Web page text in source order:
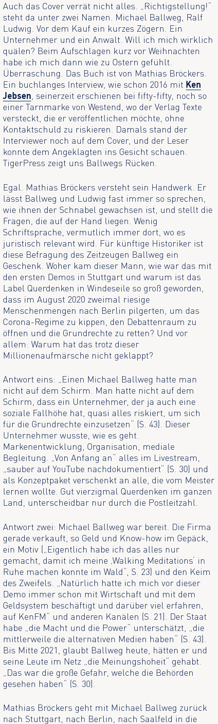
Auch das Cover verrät nicht alles. „Richtigstellung!“
steht da unter zwei Namen. Michael Ballweg, Ralf
Ludwig. Vor dem Kauf ein kurzes Zögern. Ein
Unternehmer und ein Anwalt. Will ich mich wirklich
quälen? Beim Aufschlagen kurz vor Weihnachten
habe ich mich dann wie zu Ostern gefühlt.
Überraschung. Das Buch ist von Mathias Bröckers.
Ein buchlanges Interview, wie schon 2016 mit Ken
Jebsen , seinerzeit erschienen bei fifty-fifty, noch so
einer Tarnmarke von Westend, wo der Verlag Texte
versteckt, die er veröffentlichen möchte, ohne
Kontaktschuld zu riskieren. Damals stand der
Interviewer noch auf dem Cover, und der Leser
konnte dem Angeklagten ins Gesicht schauen.
TigerPress zeigt uns Ballwegs Rücken.
Egal. Mathias Bröckers versteht sein Handwerk. Er
lässt Ballweg und Ludwig fast immer so sprechen,
wie ihnen der Schnabel gewachsen ist, und stellt die
Fragen, die auf der Hand liegen. Wenig
Schriftsprache, vermutlich immer dort, wo es
juristisch relevant wird. Für künftige Historiker ist
diese Befragung des Zeitzeugen Ballweg ein
Geschenk. Woher kam dieser Mann, wie war das mit
den ersten Demos in Stuttgart und warum ist das
Label Querdenken in Windeseile so groß geworden,
dass im August 2020 zweimal riesige
Menschenmengen nach Berlin pilgerten, um das
Corona-Regime zu kippen, den Debattenraum zu
öffnen und die Grundrechte zu retten? Und vor
allem: Warum hat das trotz dieser
Millionenaufmärsche nicht geklappt?
Antwort eins: „Einen Michael Ballweg hatte man
nicht auf dem Schirm. Man hatte nicht auf dem
Schirm, dass ein Unternehmer, der ja auch eine
soziale Fallhöhe hat, quasi alles riskiert, um sich
für die Grundrechte einzusetzen“ (S. 43). Dieser
Unternehmer wusste, wie es geht.
Markenentwicklung, Organisation, mediale
Begleitung. „Von Anfang an“ alles im Livestream,
„sauber auf YouTube nachdokumentiert“ (S. 30) und
als Konzeptpaket verschenkt an alle, die vom Meister
lernen wollte. Gut vierzigmal Querdenken im ganzen
Land, unterscheidbar nur durch die Postleitzahl.
Antwort zwei: Michael Ballweg war bereit. Die Firma
gerade verkauft, so Geld und Know-how im Gepäck,
ein Motiv („Eigentlich habe ich das alles nur
gemacht, damit ich meine ‚Walking Meditations‘ in
Ruhe machen konnte im Wald“, S. 23) und den Keim
des Zweifels. „Natürlich hatte ich mich vor dieser
Demo immer schon mit Wirtschaft und mit dem
Geldsystem beschäftigt und darüber viel erfahren,
auf KenFM“ und anderen Kanälen (S. 21). Der Staat
habe „die Macht und die Power“ unterschätzt, „die
mittlerweile die alternativen Medien haben“ (S. 43).
Bis Mitte 2021, glaubt Ballweg heute, hätten er und
seine Leute im Netz „die Meinungshoheit“ gehabt.
„Das war die große Gefahr, welche die Behörden
gesehen haben“ (S. 30).
Mathias Bröckers geht mit Michael Ballweg zurück
nach Stuttgart, nach Berlin, nach Saalfeld in die